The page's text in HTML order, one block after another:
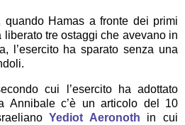
Hamas a fronte dei primi
tre ostaggi che avevano in
l’esercito ha sparato senza una
cui l’esercito ha adottato
Annibale c’è un articolo del 10
Yediot Aeronoth in cui